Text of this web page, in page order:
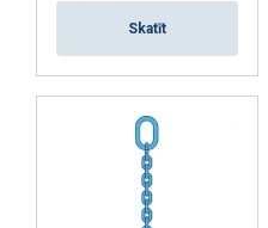
Skatīt
RĀDĪT DETAĻAS